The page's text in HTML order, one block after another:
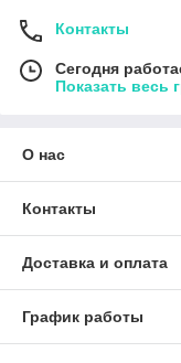
Контакты
Сегодня
Показать весь
О нас
Контакты
Доставка и оплата
График работы